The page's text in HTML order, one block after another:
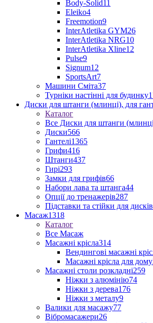
Body-Solid11
Eleiko4
Freemotion9
InterAtletika GYM26
InterAtletika NRG10
InterAtletika Xline12
Pulse9
Signum12
SportsArt7
Машини Сміта37
Турніки настінні для будинку
Диски для штанги (млинці), для
Каталог
Все Диски для штанги
Диски566
Гантелі1365
Грифи416
Штанги437
Гирі293
Замки для грифів66
Набори лава та штанга44
Опції до тренажерів287
Підставки та стійки для дисків
Масаж1318
Каталог
Все Масаж
Масажні крісла314
Вендингові масажні
Масажні крісла для дому
Масажні столи розкладні259
Ніжки з алюмінію74
Ніжки з дерева176
Ніжки з металу9
Валики для масажу77
Вібромасажери26